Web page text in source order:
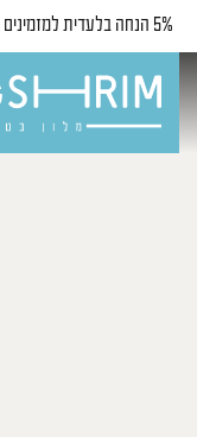
5% הנחה בלעדית למזמינים באתר הבית